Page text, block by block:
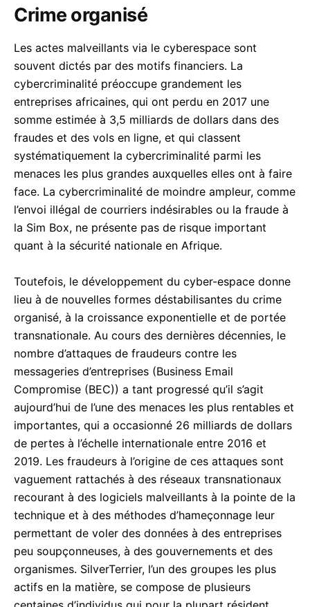
Crime organisé
Les actes malveillants via le cyberespace sont
souvent dictés par des motifs financiers. La
cybercriminalité préoccupe grandement les
entreprises africaines, qui ont perdu en 2017 une
somme estimée à 3,5 milliards de dollars dans des
fraudes et des vols en ligne, et qui classent
systématiquement la cybercriminalité parmi les
menaces les plus grandes auxquelles elles ont à faire
face. La cybercriminalité de moindre ampleur, comme
l’envoi illégal de courriers indésirables ou la fraude à
la Sim Box, ne présente pas de risque important
quant à la sécurité nationale en Afrique.
Toutefois, le développement du cyber-espace donne
lieu à de nouvelles formes déstabilisantes du crime
organisé, à la croissance exponentielle et de portée
transnationale. Au cours des dernières décennies, le
nombre d’attaques de fraudeurs contre les
messageries d’entreprises (Business Email
Compromise (BEC)) a tant progressé qu’il s’agit
aujourd’hui de l’une des menaces les plus rentables et
importantes, qui a occasionné 26 milliards de dollars
de pertes à l’échelle internationale entre 2016 et
2019. Les fraudeurs à l’origine de ces attaques sont
vaguement rattachés à des réseaux transnationaux
recourant à des logiciels malveillants à la pointe de la
technique et à des méthodes d’hameçonnage leur
permettant de voler des données à des entreprises
peu soupçonneuses, à des gouvernements et des
organismes. SilverTerrier, l’un des groupes les plus
actifs en la matière, se compose de plusieurs